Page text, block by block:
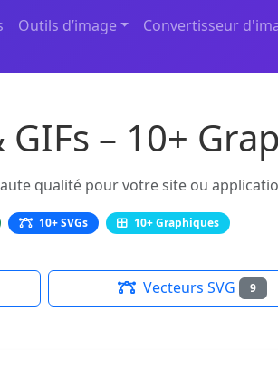
Outils d’image Convertisseur
– 10+
qualité pour votre site ou
10+ SVGs 10+ Graphiques
Vecteurs SVG 9